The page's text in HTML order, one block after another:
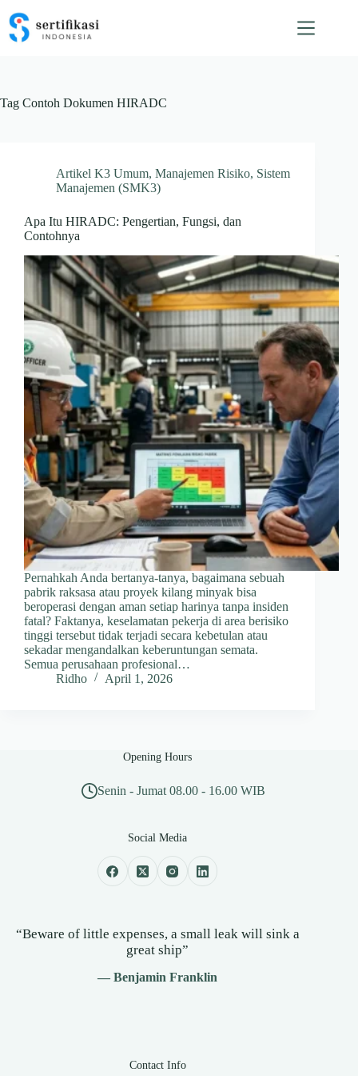
content
Tag Contoh Dokumen HIRADC
Artikel K3 Umum, Manajemen Risiko, Sistem
Manajemen (SMK3)
Apa Itu HIRADC: Pengertian, Fungsi, dan
Contohnya
Pernahkah Anda bertanya-tanya, bagaimana sebuah
pabrik raksasa atau proyek kilang minyak bisa
beroperasi dengan aman setiap harinya tanpa insiden
fatal? Faktanya, keselamatan pekerja di area berisiko
tinggi tersebut tidak terjadi secara kebetulan atau
sekadar mengandalkan keberuntungan semata.
Semua perusahaan profesional…
Ridho
April 1, 2026
Opening Hours
Senin - Jumat 08.00 - 16.00 WIB
Social Media
“Beware of little expenses, a small leak will sink a
great ship”
— Benjamin Franklin
Contact Info